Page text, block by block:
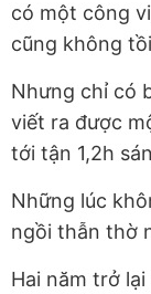
có một công
cũng không
Nhưng chỉ có
viết ra được
tới tận 1,2h
Những lúc
ngồi thẫn thờ
Hai năm trở